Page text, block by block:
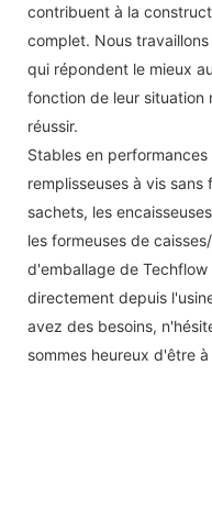
contribuent à la
complet. Nous
qui répondent le mieux
fonction de leur situation
réussir.
Stables en
remplisseuses à vis sans
sachets, les
les formeuses de
d'emballage de
directement depuis
avez des besoins,
sommes heureux d'être